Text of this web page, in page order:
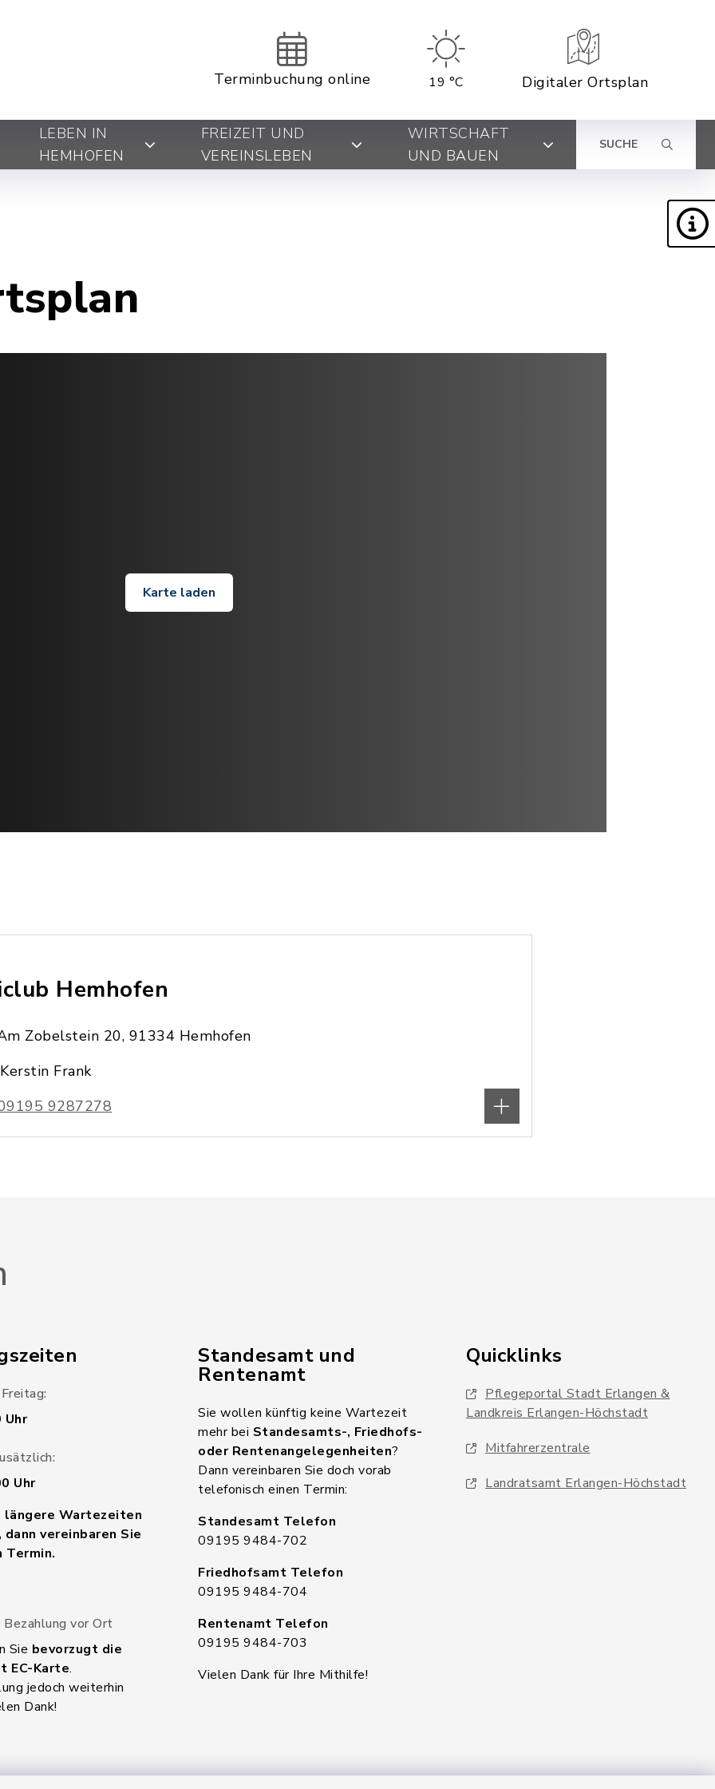
Terminbuchung online 19 °C Digitaler Ortsplan
LEBEN IN
HEMHOFEN
FREIZEIT UND
VEREINSLEBEN
WIRTSCHAFT
UND BAUEN
SUCHE
Karte laden
Hemhofen
Zobelstein 20, 91334 Hemhofen
Frank
9287278
Uhr
Uhr
Wartezeiten
vereinbaren Sie
vor Ort
Sie bevorzugt die
EC-Karte.
jedoch weiterhin
Dank!
Standesamt und
Rentenamt
Sie wollen künftig keine Wartezeit
mehr bei Standesamts-, Friedhofs-
oder Rentenangelegenheiten?
Dann vereinbaren Sie doch vorab
telefonisch einen Termin:
Standesamt Telefon
09195 9484-702
Friedhofsamt Telefon
09195 9484-704
Rentenamt Telefon
09195 9484-703
Vielen Dank für Ihre Mithilfe!
Quicklinks
Pflegeportal Stadt Erlangen &
Landkreis Erlangen-Höchstadt
Mitfahrerzentrale
Landratsamt Erlangen-Höchstadt